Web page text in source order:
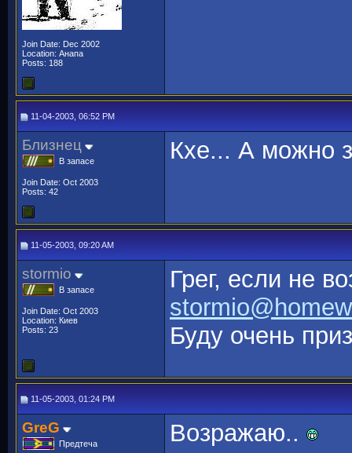
Join Date: Dec 2002
Location: Анапа
Posts: 188
11-04-2003, 06:52 PM
Близнец
В запасе
Join Date: Oct 2003
Posts: 42
Кхе... А можно
11-05-2003, 09:20 AM
stormio
В запасе
Join Date: Oct 2003
Location: Киев
Posts: 23
Грег, если не
Буду очень
11-05-2003, 01:24 PM
GreG
Предтеча Возражаю..